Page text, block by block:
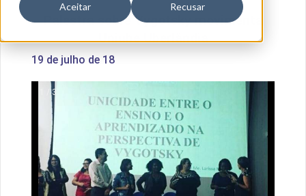
Aceitar Recusar
Palestra sobre Vygotsky movimenta
Uniube Uberlândia
19 de julho de 18
1 / 3